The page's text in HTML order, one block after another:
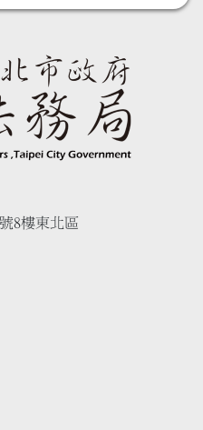
8樓東北區